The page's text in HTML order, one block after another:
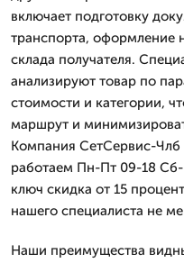
включает подготовку
транспорта, оформление
склада получателя.
анализируют товар по
стоимости и категории,
маршрут и
Компания СетСервис-Члб
работаем Пн-Пт 09-18 Сб-
ключ скидка от 15
нашего специалиста не
Наши преимущества